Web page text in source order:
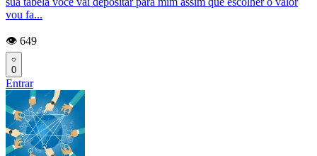
vou fa...
👁️ 649
0
Entrar